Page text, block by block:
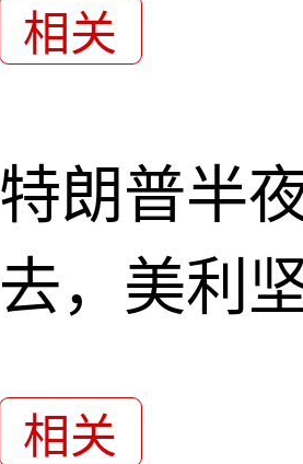
相关
特朗普半
去，美利
相关